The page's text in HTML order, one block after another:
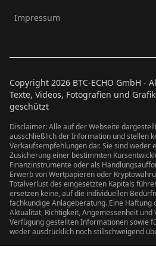
Impressum
Copyright 2026 BTC-ECHO GmbH -
Texte, Videos, Fotografien und
geschützt
Disclaimer: Alle auf der Webseite
ausschließlich der Information und stellen
Verkaufsempfehlungen dar. Sie sind weder
Zusicherung einer bestimmten
Finanzinstrumente oder als
Erwerb von Wertpapieren oder
Totalverlust des eingesetzten Kapitals
ersetzen keine, auf die individuellen
fachkundige Anlageberatung. Eine Haftung
Aktualität, Richtigkeit, Angemessenheit
Verfügung gestellten Informationen sowie
weder ausdrücklich noch stillschweigend